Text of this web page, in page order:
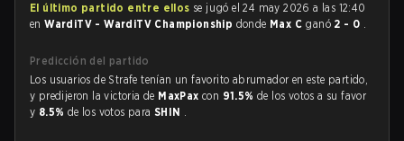
El último partido entre ellos se jugó el 24 may 2026 a las 12:40
enWardiTV - WardiTV Championship donde Max C ganó 2 - 0 .
Predicción del partido
Los usuarios de Strafe tenían un favorito abrumador en este partido,
y predijeron la victoria de MaxPaxcon 91.5%de los votos a su favor
y 8.5% de los votos paraSHIN .